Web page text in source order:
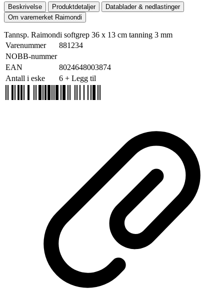
Mer produktdetaljer
Beskrivelse Produktdetaljer
Datablader & nedlastinger
Om varemerket Raimondi
Tannsp. Raimondi softgrep 36 x 13 cm tanning 3 mm
Varenummer
881234
NOBB-nummer
EAN
8024648003874
Antall i eske
6 + Legg til